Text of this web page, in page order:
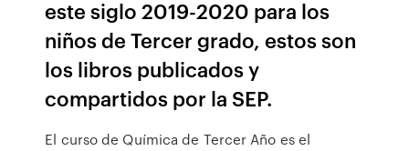
este siglo 2019-2020 para los
niños de Tercer grado, estos son
los libros publicados y
compartidos por la SEP.
El curso de Química de Tercer Año es el